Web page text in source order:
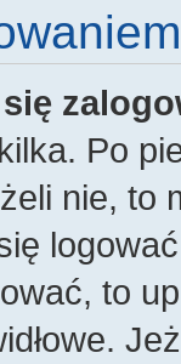
Po
nie, to
to